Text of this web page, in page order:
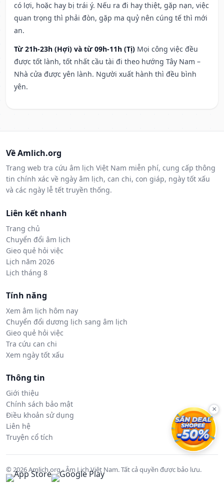
có lợi, hoặc hay bị trái ý. Nếu ra đi hay thiệt, gặp nạn, việc
quan trọng thì phải đòn, gặp ma quỷ nên cúng tế thì mới
an.
Từ 21h-23h (Hợi) và từ 09h-11h (Tị) Mọi công việc đều
được tốt lành, tốt nhất cầu tài đi theo hướng Tây Nam –
Nhà cửa được yên lành. Người xuất hành thì đều bình
yên.
Về Amlich.org
Trang web tra cứu âm lịch Việt Nam miễn phí, cung cấp thông
tin chính xác về ngày âm lịch, can chi, con giáp, ngày tốt xấu
và các ngày lễ tết truyền thống.
Liên kết nhanh
Trang chủ
Chuyển đổi âm lịch
Gieo quẻ hỏi việc
Lịch năm 2026
Lịch tháng 8
Tính năng
Xem âm lịch hôm nay
Chuyển đổi dương lịch sang âm lịch
Gieo quẻ hỏi việc
Tra cứu can chi
Xem ngày tốt xấu
Thông tin
Giới thiệu
Chính sách bảo mật
Điều khoản sử dụng
Liên hệ
Truyện cổ tích
© 2026 Amlich.org - Âm Lịch Việt Nam. Tất cả quyền được bảo lưu.
×